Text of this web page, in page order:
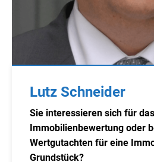
Lutz Schneider
Sie interessieren sich für
Immobilienbewertung oder
Wertgutachten für eine
Grundstück?